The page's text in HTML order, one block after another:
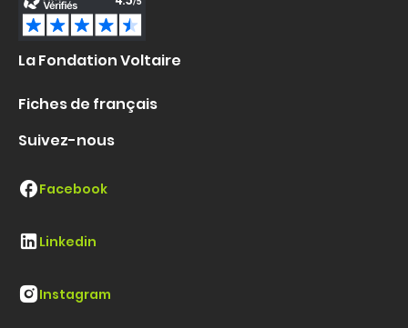
La Fondation Voltaire
Fiches de français
Suivez-nous
Facebook
Linkedin
Instagram